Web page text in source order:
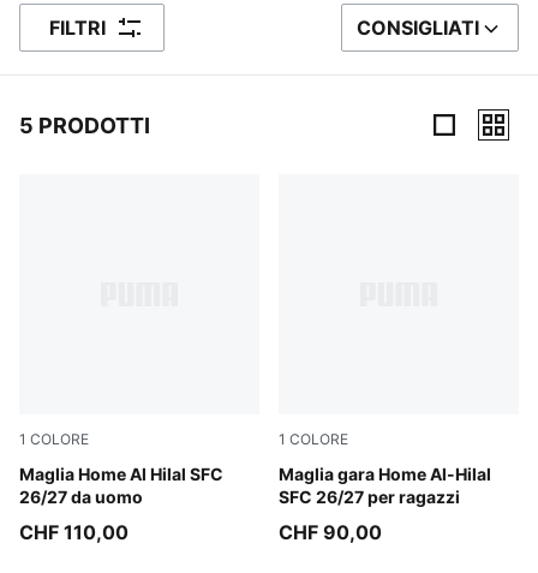
FILTRI ORDINA PER
CONSIGLIATI
5 PRODOTTI
1 COLORE
Maglia Home Al Hilal SFC
26/27 da uomo
Blue Intense-Vibrant Silver
CHF 110,00
1 COLORE
Maglia gara Home Al-Hilal
SFC 26/27 per ragazzi
Blue Intense-Vibrant Silver
CHF 90,00